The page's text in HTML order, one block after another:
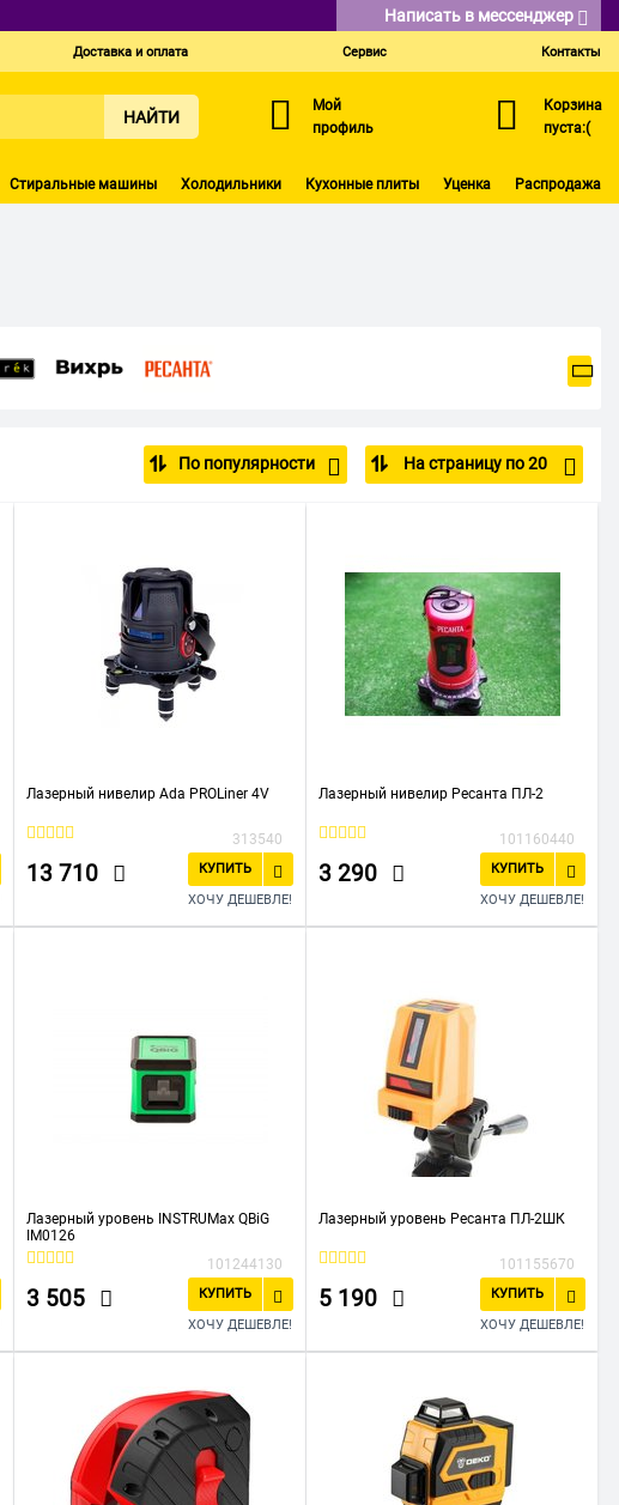
Написать в мессенджер
Доставка и оплата Сервис Контакты
НАЙТИ
Мой
профиль
Корзина
пуста:(
Стиральные машины Холодильники Кухонные плиты Уценка Распродажа
По популярности На страницу по 20
Лазерный нивелир Ada PROLiner 4V
313540
13 710
КУПИТЬ
ХОЧУ ДЕШЕВЛЕ!
Лазерный нивелир Ресанта ПЛ-2
101160440
3 290
КУПИТЬ
ХОЧУ ДЕШЕВЛЕ!
Лазерный уровень INSTRUMax QBiG
IM0126
101244130
3 505
КУПИТЬ
ХОЧУ ДЕШЕВЛЕ!
Лазерный уровень Ресанта ПЛ-2ШК
101155670
5 190
КУПИТЬ
ХОЧУ ДЕШЕВЛЕ!